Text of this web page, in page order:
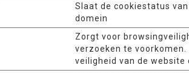
Slaat de cookiestatus
domein
Zorgt voor
verzoeken te
veiligheid van de website